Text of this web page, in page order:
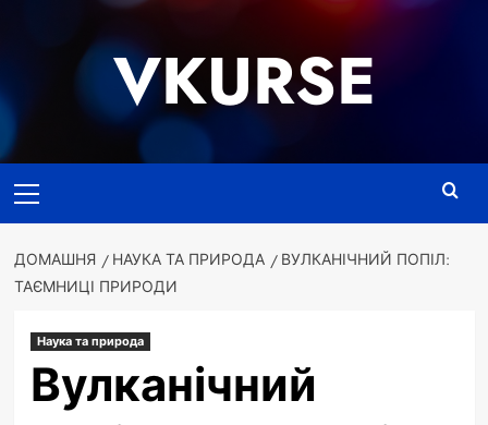
VKURSE
меню
ДОМАШНЯ НАУКА ТА ПРИРОДА
ВУЛКАНІЧНИЙ ПОПІЛ:
ТАЄМНИЦІ ПРИРОДИ
Наука та природа
Вулканічний